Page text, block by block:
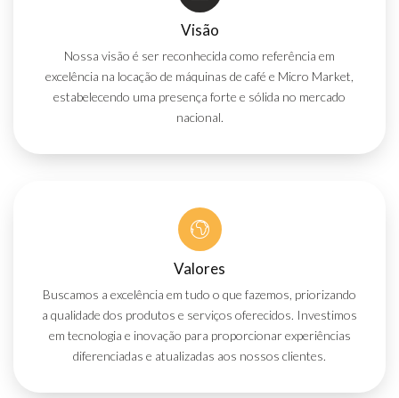
Visão
Nossa visão é ser reconhecida como referência em
excelência na locação de máquinas de café e Micro Market,
estabelecendo uma presença forte e sólida no mercado
nacional.
Valores
Buscamos a excelência em tudo o que fazemos, priorizando
a qualidade dos produtos e serviços oferecidos. Investimos
em tecnologia e inovação para proporcionar experiências
diferenciadas e atualizadas aos nossos clientes.